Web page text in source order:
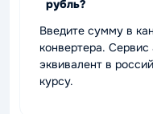
рубль?
Введите сумму в
конвертера. Сервис
эквивалент в
курсу.